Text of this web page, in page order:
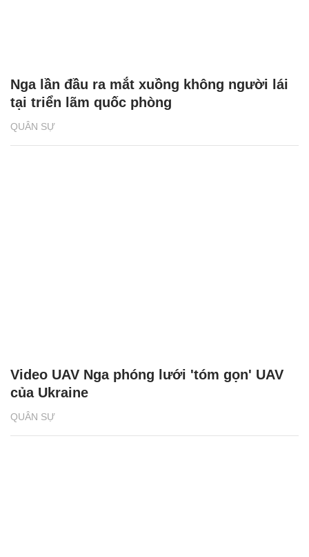
QUÂN SỰ
Nga lần đầu ra mắt xuồng không người lái
tại triển lãm quốc phòng
QUÂN SỰ
Video UAV Nga phóng lưới 'tóm gọn' UAV
của Ukraine